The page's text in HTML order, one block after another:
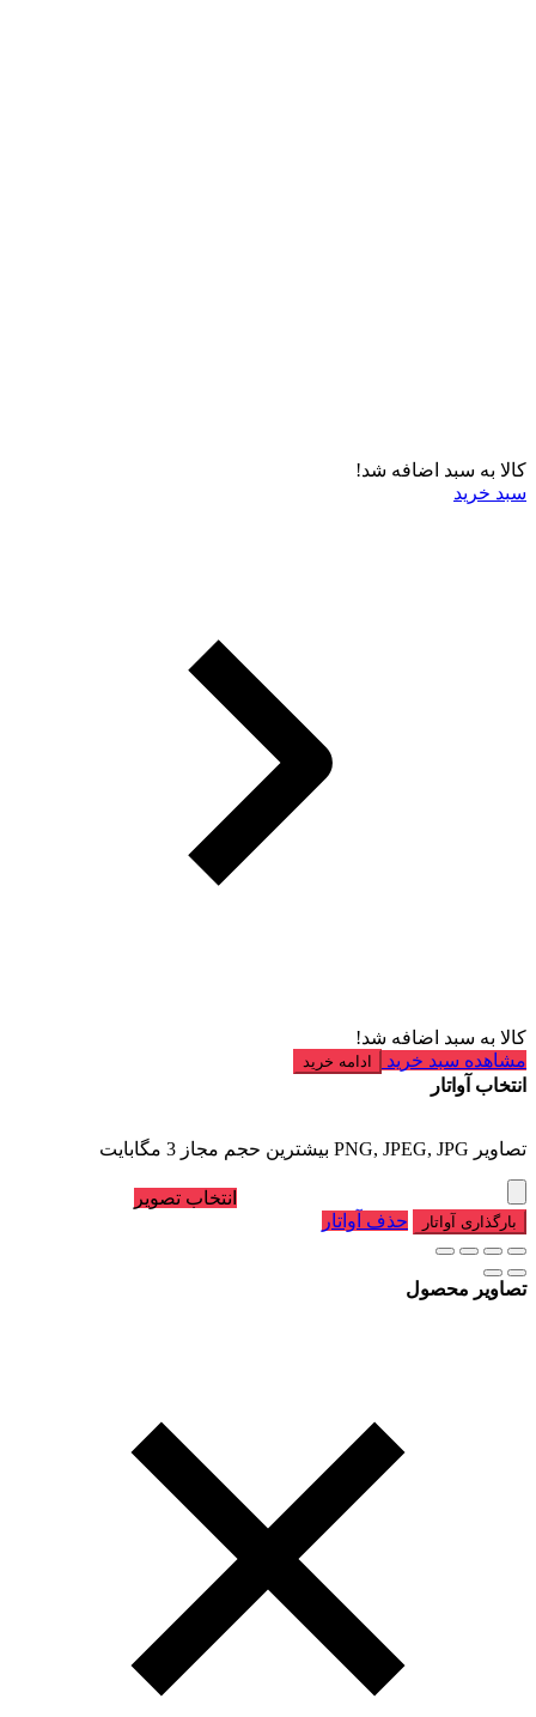
کالا به سبد اضافه شد!
سبد خرید
کالا به سبد اضافه شد!
مشاهده سبد خرید
ادامه خرید
انتخاب آواتار
تصاویر PNG, JPEG, JPG بیشترین حجم مجاز 3 مگابایت
انتخاب تصویر
بارگذاری آواتار حذف آواتار
تصاویر محصول